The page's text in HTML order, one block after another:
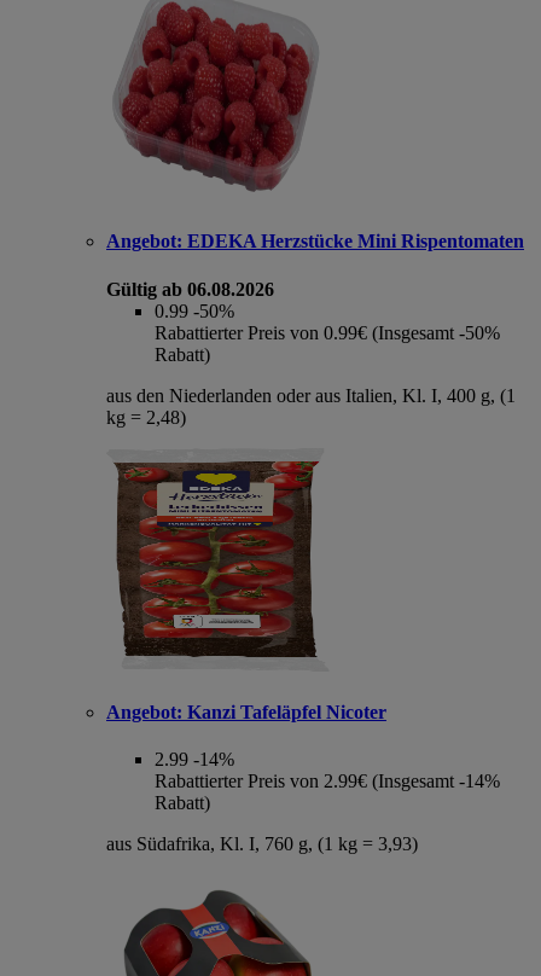
Angebot: EDEKA Herzstücke Mini Rispentomaten
Gültig ab 06.08.2026
0.99 -50%
Rabattierter Preis von 0.99€ (Insgesamt -50%
Rabatt)
aus den Niederlanden oder aus Italien, Kl. I, 400 g, (1
kg = 2,48)
Angebot: Kanzi Tafeläpfel Nicoter
2.99 -14%
Rabattierter Preis von 2.99€ (Insgesamt -14%
Rabatt)
aus Südafrika, Kl. I, 760 g, (1 kg = 3,93)